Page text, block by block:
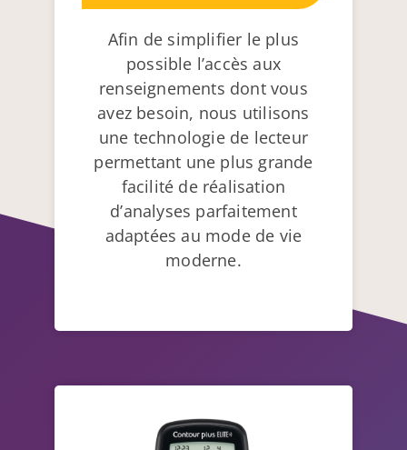
Afin de simplifier le plus
possible l’accès aux
renseignements dont vous
avez besoin, nous utilisons
une technologie de lecteur
permettant une plus grande
facilité de réalisation
d’analyses parfaitement
adaptées au mode de vie
moderne.